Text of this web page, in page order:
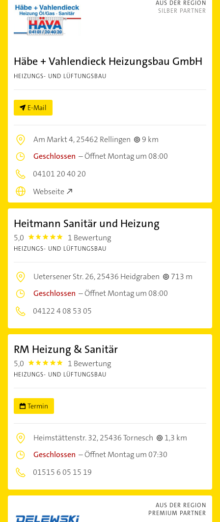
AUS DER REGION
SILBER PARTNER
Häbe + Vahlendieck Heizungsbau GmbH
HEIZUNGS- UND LÜFTUNGSBAU
E-Mail
Am Markt 4,25462 Rellingen
9 km
Geschlossen –Öffnet Montag um 08:00
04101 20 40 20
Webseite
Heitmann Sanitär und Heizung
5,0 5.0 1 Bewertung
HEIZUNGS- UND LÜFTUNGSBAU
Uetersener Str. 26,25436 Heidgraben
713 m
Geschlossen –Öffnet Montag um 08:00
04122 4 08 53 05
RM Heizung & Sanitär
5,0 5.0 1 Bewertung
HEIZUNGS- UND LÜFTUNGSBAU
Termin
Heimstättenstr. 32,25436 Tornesch
1,3 km
Geschlossen –Öffnet Montag um 07:30
01515 6 05 15 19
AUS DER REGION
PREMIUM PARTNER